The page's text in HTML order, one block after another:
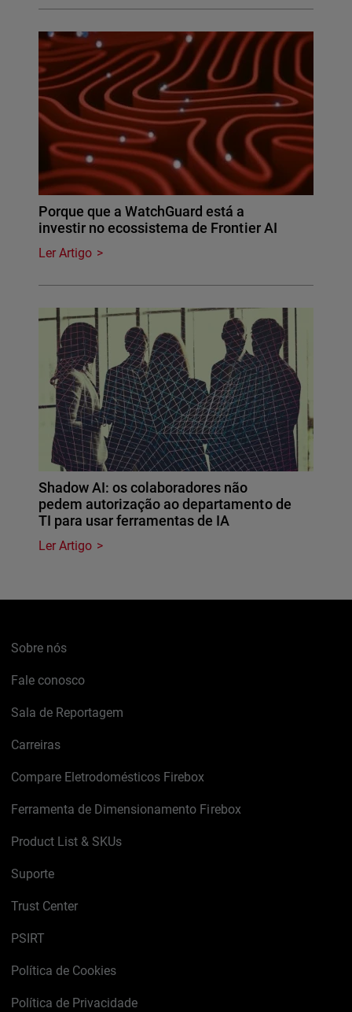
Porque que a WatchGuard está a
investir no ecossistema de Frontier AI
Ler Artigo
Shadow AI: os colaboradores não
pedem autorização ao departamento de
TI para usar ferramentas de IA
Ler Artigo
Sobre nós
Fale conosco
Sala de Reportagem
Carreiras
Compare Eletrodomésticos Firebox
Ferramenta de Dimensionamento Firebox
Product List & SKUs
Suporte
Trust Center
PSIRT
Política de Cookies
Política de Privacidade